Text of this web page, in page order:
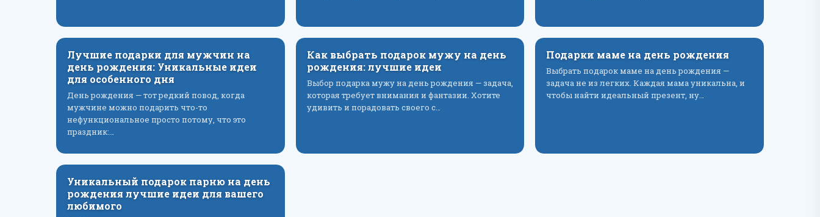
Лучшие подарки для мужчин на
день рождения: Уникальные идеи
для особенного дня
День рождения — тот редкий повод, когда
мужчине можно подарить что-то
нефункциональное просто потому, что это
праздник:…
Как выбрать подарок мужу на день
рождения: лучшие идеи
Выбор подарка мужу на день рождения — задача,
которая требует внимания и фантазии. Хотите
удивить и порадовать своего с…
Подарки маме на день рождения
Выбрать подарок маме на день рождения —
задача не из легких. Каждая мама уникальна, и
чтобы найти идеальный презент, ну…
Уникальный подарок парню на день
рождения лучшие идеи для вашего
любимого